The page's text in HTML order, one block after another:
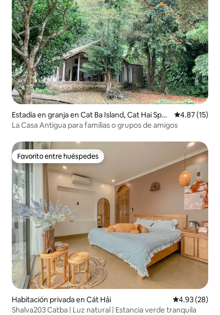
Estadía en granja en Cat Ba Island, Cat Hai Spec
ial Zone
Calificación
4.87 (15)
La Casa Antigua para familias o grupos de amigos
Favorito entre huéspedes
Favorito entre huéspedes
Habitación privada en Cát Hải Calificación
4.93 (28)
Shalva203 Catba | Luz natural | Estancia verde tranquila